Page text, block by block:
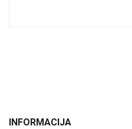
INFORMACIJA